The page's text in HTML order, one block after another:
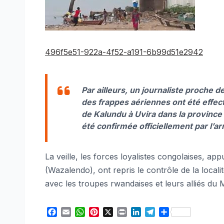
496f5e51-922a-4f52-a191-6b99d51e2942
Par ailleurs, un journaliste proche
des frappes aériennes ont été
de Kalundu à Uvira dans la
été confirmée officiellement par
La veille, les forces loyalistes congolaises,
(Wazalendo), ont repris le contrôle de la
avec les troupes rwandaises et leurs alliés du
W
S